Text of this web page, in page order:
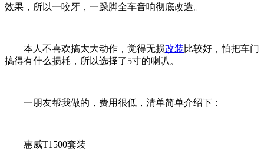
效果，所以一咬牙，一跺脚全车音响彻底改造。
本人不喜欢搞太大动作，觉得无损改装比较好，怕把车门
搞得有什么损耗，所以选择了5寸的喇叭。
一朋友帮我做的，费用很低，清单简单介绍下：
惠威T1500套装